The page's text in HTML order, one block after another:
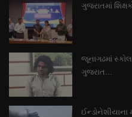
ગુજરાતમાં
જૂનાગઢમાં
ગુજરાત...
ઈન્ડોનેશીયાના